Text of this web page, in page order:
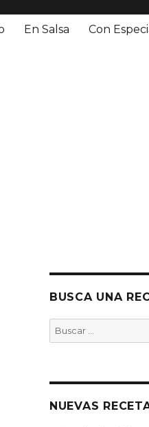
En Salsa Con
BUSCA UNA
Buscar
por:
NUEVAS